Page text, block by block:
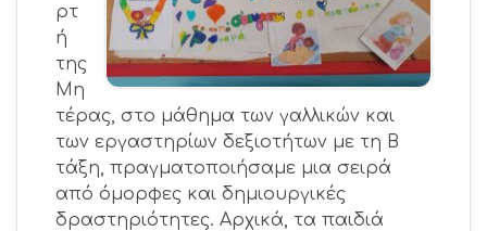
ρτ
ή
της
Μη
τέρας, στo μάθημα των γαλλικών και
των εργαστηρίων δεξιοτήτων με τη Β
τάξη, πραγματοποιήσαμε μια σειρά
από όμορφες και δημιουργικές
δραστηριότητες. Αρχικά, τα παιδιά